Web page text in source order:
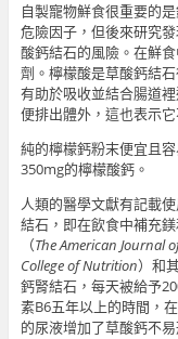
自製寵物鮮食很重要的
危險因子，但後來研究
酸鈣結石的風險。在鮮
劑。檸檬酸是草酸鈣結
有助於吸收並結合腸道
便排出體外，這也表示
純的檸檬鈣粉末便宜且
350mg的檸檬酸鈣。
人類的醫學文獻有記載
結石，即在飲食中補充
（TheAmerican Journal
College of Nutrition）和
鈣腎結石，每天被給予
素B6五年以上的時間，
的尿液增加了草酸鈣不